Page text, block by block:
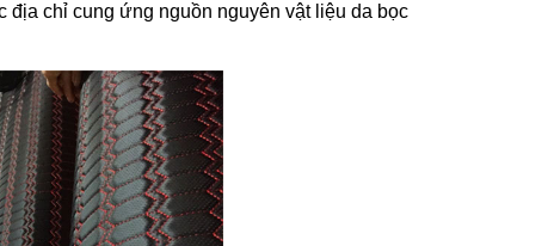
địa chỉ cung ứng nguồn nguyên vật liệu da bọc